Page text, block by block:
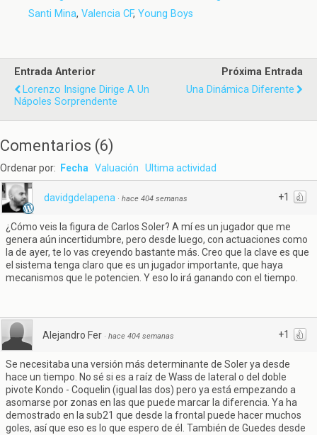
Santi Mina, Valencia CF, Young Boys
Entrada Anterior
Lorenzo Insigne Dirige A Un
Nápoles Sorprendente
Próxima Entrada
Una Dinámica Diferente
Comentarios (6)
Ordenar por: Fecha Valuación Ultima actividad
+1
davidgdelapena · hace 404 semanas
¿Cómo veis la figura de Carlos Soler? A mí es un jugador que me
genera aún incertidumbre, pero desde luego, con actuaciones como
la de ayer, te lo vas creyendo bastante más. Creo que la clave es que
el sistema tenga claro que es un jugador importante, que haya
mecanismos que le potencien. Y eso lo irá ganando con el tiempo.
+1
Alejandro Fer · hace 404 semanas
Se necesitaba una versión más determinante de Soler ya desde
hace un tiempo. No sé si es a raíz de Wass de lateral o del doble
pivote Kondo - Coquelin (igual las dos) pero ya está empezando a
asomarse por zonas en las que puede marcar la diferencia. Ya ha
demostrado en la sub21 que desde la frontal puede hacer muchos
goles, así que eso es lo que espero de él. También de Guedes desde